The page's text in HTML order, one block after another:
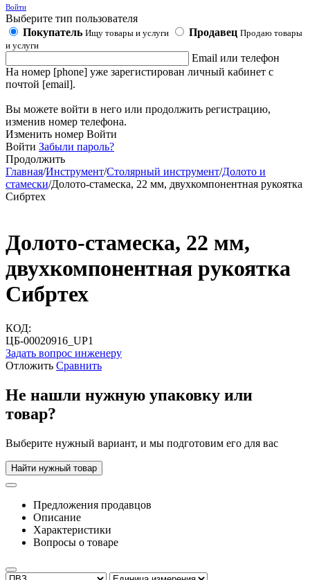
Войти
Выберите тип пользователя
Покупатель Ищу товары и услуги Продавец Продаю товары
и услуги
Email или телефон
На номер [phone] уже зарегистирован личный кабинет с
почтой [email].
Вы можете войти в него или продолжить регистрацию,
изменив номер телефона.
Изменить номер Войти
Войти Забыли пароль?
Продолжить
Главная/Инструмент/Столярный инструмент/Долото и
стамески/Долото-стамеска, 22 мм, двухкомпонентная рукоятка
Сибртех
Долото-стамеска, 22 мм,
двухкомпонентная рукоятка
Сибртех
КОД:
ЦБ-00020916_UP1
Задать вопрос инженеру
Отложить Сравнить
Не нашли нужную упаковку или
товар?
Выберите нужный вариант, и мы подготовим его для вас
Найти нужный товар
Предложения продавцов
Описание
Характеристики
Вопросы о товаре